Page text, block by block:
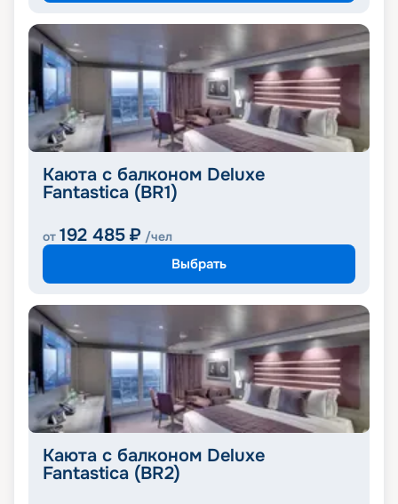
Каюта с балконом Deluxe
Fantastica (BR1)
от 192 485 ₽ /чел
Выбрать
Каюта с балконом Deluxe
Fantastica (BR2)